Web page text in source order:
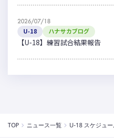
2026/07/18
U-18 ハナサカブログ
【U-18】練習試合結果報告
TOP ニュース一覧 U-18 スケジュ